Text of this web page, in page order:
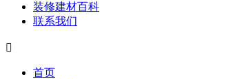
装修建材百科
联系我们

首页